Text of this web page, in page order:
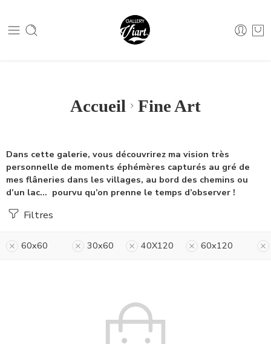
04 79 05 07 62
Accueil Fine Art
Dans cette galerie, vous découvrirez ma vision très
personnelle de moments éphémères capturés au gré de
mes flâneries dans les villages, au bord des chemins ou
d’un lac… pourvu qu’on prenne le temps d’observer !
Filtres
60x60 30x60 40X120 60x120